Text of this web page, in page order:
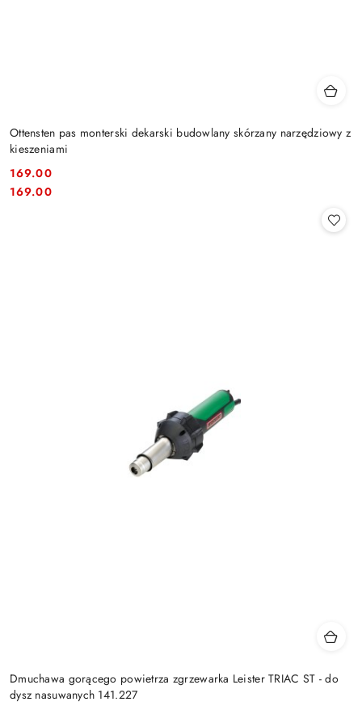
Ottensten pas monterski dekarski budowlany skórzany narzędziowy z
kieszeniami
Cena:
169.00
Cena:
169.00
Dmuchawa gorącego powietrza zgrzewarka Leister TRIAC ST - do
dysz nasuwanych 141.227